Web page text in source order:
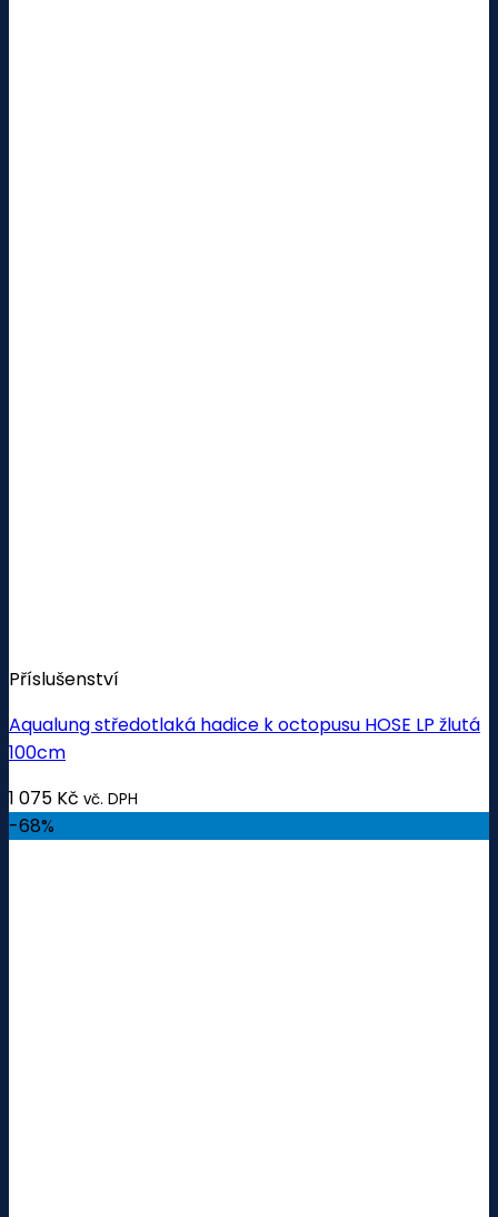
Příslušenství
Aqualung středotlaká hadice k octopusu HOSE LP žlutá
100cm
1 075 Kč vč. DPH
-68%